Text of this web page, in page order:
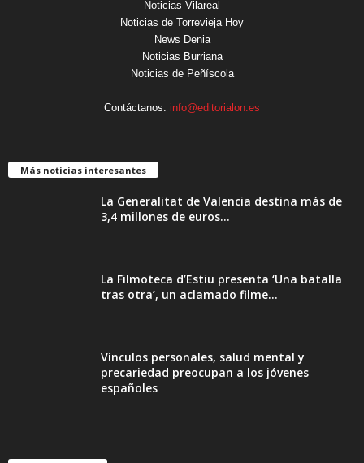
Noticias Vilareal
Noticias de Torrevieja Hoy
News Denia
Noticias Burriana
Noticias de Peñíscola
Contáctanos: info@editorialon.es
Más noticias interesantes
La Generalitat de Valencia destina más de
3,4 millones de euros...
La Filmoteca d’Estiu presenta ‘Una batalla
tras otra’, un aclamado filme...
Vínculos personales, salud mental y
precariedad preocupan a los jóvenes
españoles